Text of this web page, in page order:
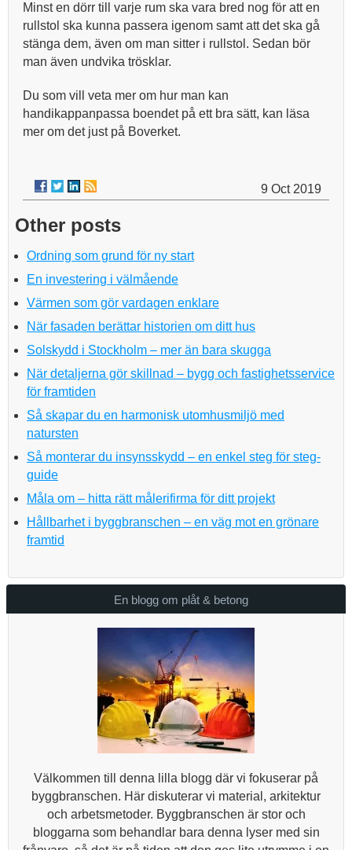
Minst en dörr till varje rum ska vara bred nog för att en
rullstol ska kunna passera igenom samt att det ska gå
stänga dem, även om man sitter i rullstol. Sedan bör
man även undvika trösklar.
Du som vill veta mer om hur man kan
handikappanpassa boendet på ett bra sätt, kan läsa
mer om det just på Boverket.
9 Oct 2019
Other posts
Ordning som grund för ny start
En investering i välmående
Värmen som gör vardagen enklare
När fasaden berättar historien om ditt hus
Solskydd i Stockholm – mer än bara skugga
När detaljerna gör skillnad – bygg och fastighetsservice
för framtiden
Så skapar du en harmonisk utomhusmiljö med
natursten
Så monterar du insynsskydd – en enkel steg för steg-
guide
Måla om – hitta rätt målerifirma för ditt projekt
Hållbarhet i byggbranschen – en väg mot en grönare
framtid
En blogg om plåt & betong
Välkommen till denna lilla blogg där vi fokuserar på
byggbranschen. Här diskuterar vi material, arkitektur
och arbetsmetoder. Byggbranschen är stor och
bloggarna som behandlar bara denna lyser med sin